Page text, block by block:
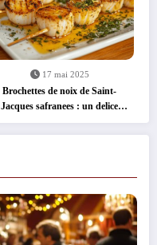
17 mai 2025
Brochettes de noix de Saint-
Jacques safranees : un delice
express